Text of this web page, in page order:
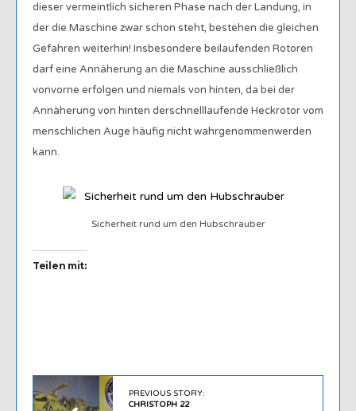
dieser vermeintlich sicheren Phase nach der Landung, in
der die Maschine zwar schon steht, bestehen die gleichen
Gefahren weiterhin! Insbesondere beilaufenden Rotoren
darf eine Annäherung an die Maschine ausschließlich
vonvorne erfolgen und niemals von hinten, da bei der
Annäherung von hinten derschnelllaufende Heckrotor vom
menschlichen Auge häufig nicht wahrgenommenwerden
kann.
Sicherheit rund um den Hubschrauber
Teilen mit:
PREVIOUS STORY:
CHRISTOPH 22